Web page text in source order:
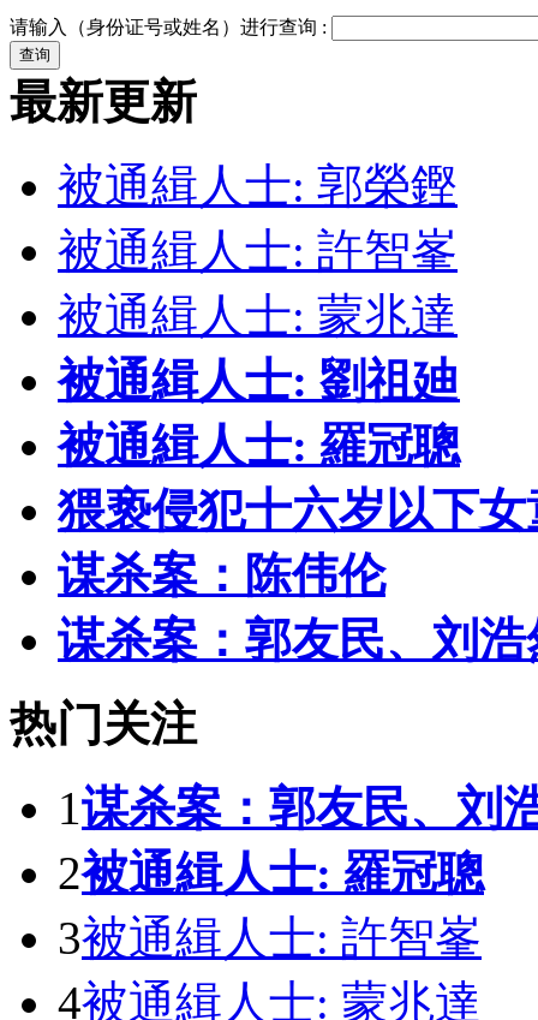
请输入（身份证号或姓名）进行查询 :
最新更新
被通緝人士: 郭榮鏗
被通緝人士: 許智峯
被通緝人士: 蒙兆達
被通緝人士: 劉祖廸
被通緝人士: 羅冠聰
猥亵侵犯十六岁以下
谋杀案：陈伟伦
谋杀案：郭友民、刘浩
热门关注
1谋杀案：郭友民、刘
2被通緝人士: 羅冠聰
3被通緝人士: 許智峯
4被通緝人士: 蒙兆達